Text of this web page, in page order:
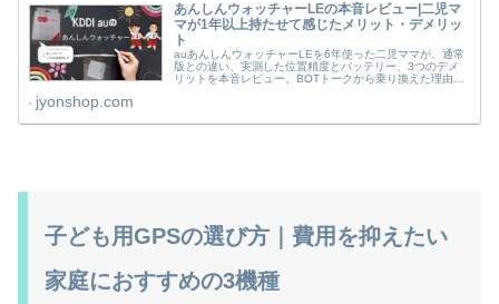
あんしんウォッチャーLEの本音レビュー|二児マ
マが1年以上持たせて感じたメリット・デメリッ
ト
auあんしんウォッチャーLEを6年使った二児ママが、通常
版との違い、実測した位置精度とバッテリー、3つのデメ
リットを本音レビュー。BOTトークから乗り換えた理由も
jyonshop.com
子ども用GPSの選び方｜費用を抑えたい
家庭におすすめの3機種